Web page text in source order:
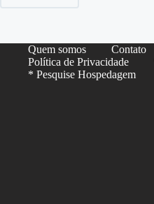
Quem somos Contato
Política de Privacidade
* Pesquise Hospedagem